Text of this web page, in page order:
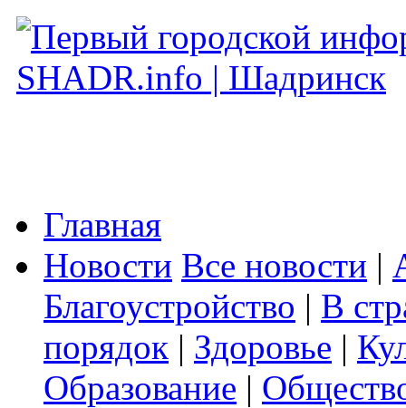
Главная
Новости Все новости |
Благоустройство | В
порядок | Здоровье |
Образование |